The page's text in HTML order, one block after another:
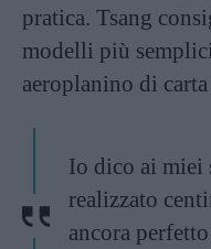
pratica. Tsang
modelli più
aeroplanino di
Io dico ai miei
realizzato
ancora